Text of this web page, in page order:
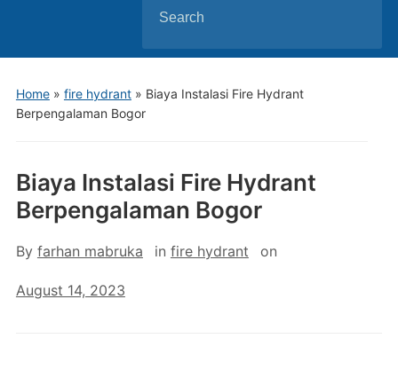
for:
Home» fire hydrant» Biaya Instalasi Fire Hydrant
Berpengalaman Bogor
Biaya Instalasi Fire Hydrant
Berpengalaman Bogor
By farhan mabruka in fire hydrant on
August 14, 2023